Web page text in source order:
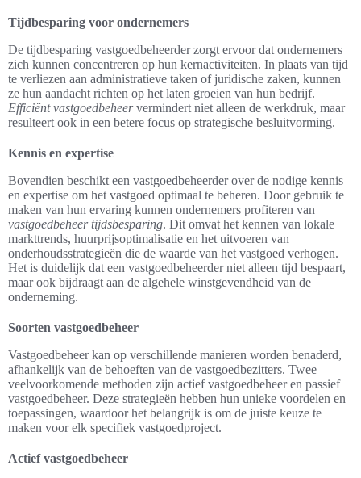
Tijdbesparing voor ondernemers
De tijdbesparing vastgoedbeheerder zorgt ervoor dat ondernemers
zich kunnen concentreren op hun kernactiviteiten. In plaats van tijd
te verliezen aan administratieve taken of juridische zaken, kunnen
ze hun aandacht richten op het laten groeien van hun bedrijf.
Efficiënt vastgoedbeheervermindert niet alleen de werkdruk, maar
resulteert ook in een betere focus op strategische besluitvorming.
Kennis en expertise
Bovendien beschikt een vastgoedbeheerder over de nodige kennis
en expertise om het vastgoed optimaal te beheren. Door gebruik te
maken van hun ervaring kunnen ondernemers profiteren van
vastgoedbeheer tijdsbesparing. Dit omvat het kennen van lokale
markttrends, huurprijsoptimalisatie en het uitvoeren van
onderhoudsstrategieën die de waarde van het vastgoed verhogen.
Het is duidelijk dat een vastgoedbeheerder niet alleen tijd bespaart,
maar ook bijdraagt aan de algehele winstgevendheid van de
onderneming.
Soorten vastgoedbeheer
Vastgoedbeheer kan op verschillende manieren worden benaderd,
afhankelijk van de behoeften van de vastgoedbezitters. Twee
veelvoorkomende methoden zijn actief vastgoedbeheer en passief
vastgoedbeheer. Deze strategieën hebben hun unieke voordelen en
toepassingen, waardoor het belangrijk is om de juiste keuze te
maken voor elk specifiek vastgoedproject.
Actief vastgoedbeheer